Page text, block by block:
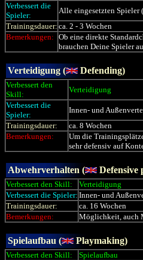
Verbessert die
Spieler:
Alle eingesetzten Spieler
Trainingsdauer: ca. 2 - 3 Wochen
Bemerkungen: Ob eine direkte
brauchen Deine Spieler
Verteidigung ( Defending)
Verbessert den
Skill:
Verteidigung
Verbessert die
Spieler:
Innen- und
Trainingsdauer:
ca. 8 Wochen
Bemerkungen:
Um die
sehr defensiv auf
Abwehrverhalten ( Defensive
Verbessert den Skill:
Verteidigung
Verbessert die Spieler: Innen- und
Trainingsdauer:
ca. 16 Wochen
Bemerkungen:
Möglichkeit, auch
Spielaufbau ( Playmaking)
Verbessert den Skill:
Spielaufbau